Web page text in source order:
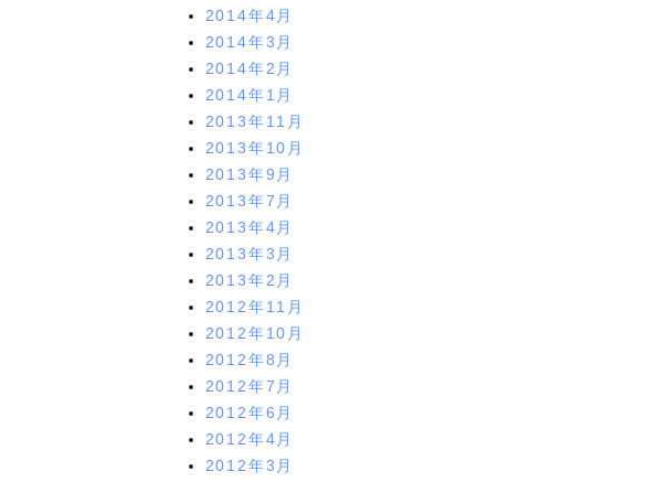
2014年4月
2014年3月
2014年2月
2014年1月
2013年11月
2013年10月
2013年9月
2013年7月
2013年4月
2013年3月
2013年2月
2012年11月
2012年10月
2012年8月
2012年7月
2012年6月
2012年4月
2012年3月